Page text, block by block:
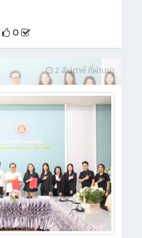
0
2 สัปดาห์ ที่ผ่านมา